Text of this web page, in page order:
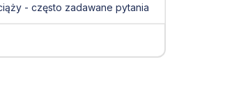
- często zadawane pytania